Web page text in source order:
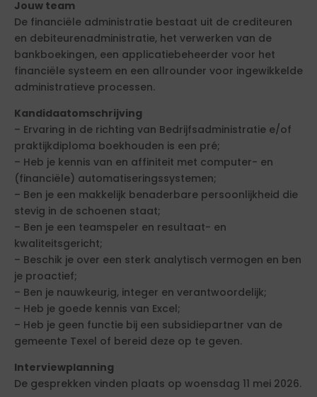
Jouw team
De financiële administratie bestaat uit de crediteuren
en debiteurenadministratie, het verwerken van de
bankboekingen, een applicatiebeheerder voor het
financiële systeem en een allrounder voor ingewikkelde
administratieve processen.
Kandidaatomschrijving
– Ervaring in de richting van Bedrijfsadministratie e/of
praktijkdiploma boekhouden is een pré;
– Heb je kennis van en affiniteit met computer- en
(financiële) automatiseringssystemen;
– Ben je een makkelijk benaderbare persoonlijkheid die
stevig in de schoenen staat;
– Ben je een teamspeler en resultaat- en
kwaliteitsgericht;
– Beschik je over een sterk analytisch vermogen en ben
je proactief;
– Ben je nauwkeurig, integer en verantwoordelijk;
– Heb je goede kennis van Excel;
– Heb je geen functie bij een subsidiepartner van de
gemeente Texel of bereid deze op te geven.
Interviewplanning
De gesprekken vinden plaats op woensdag 11 mei 2026.